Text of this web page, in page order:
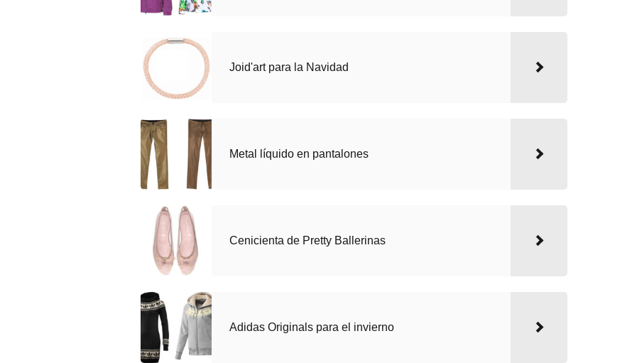
Joid'art para la Navidad
Metal líquido en pantalones
Cenicienta de Pretty Ballerinas
Adidas Originals para el invierno